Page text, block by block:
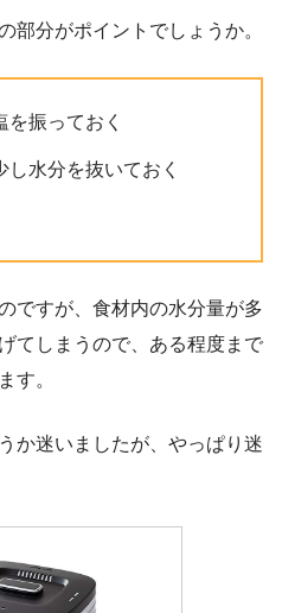
部分がポイントでしょうか。
振っておく
水分を抜いておく
ですが、食材内の水分量が多
てしまうので、ある程度まで
す。
か迷いましたが、やっぱり迷